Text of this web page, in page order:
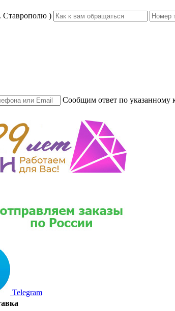
Ставрополю )
Сообщим ответ по указанному
Telegram